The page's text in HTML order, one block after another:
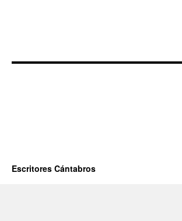
Escritores Cántabros